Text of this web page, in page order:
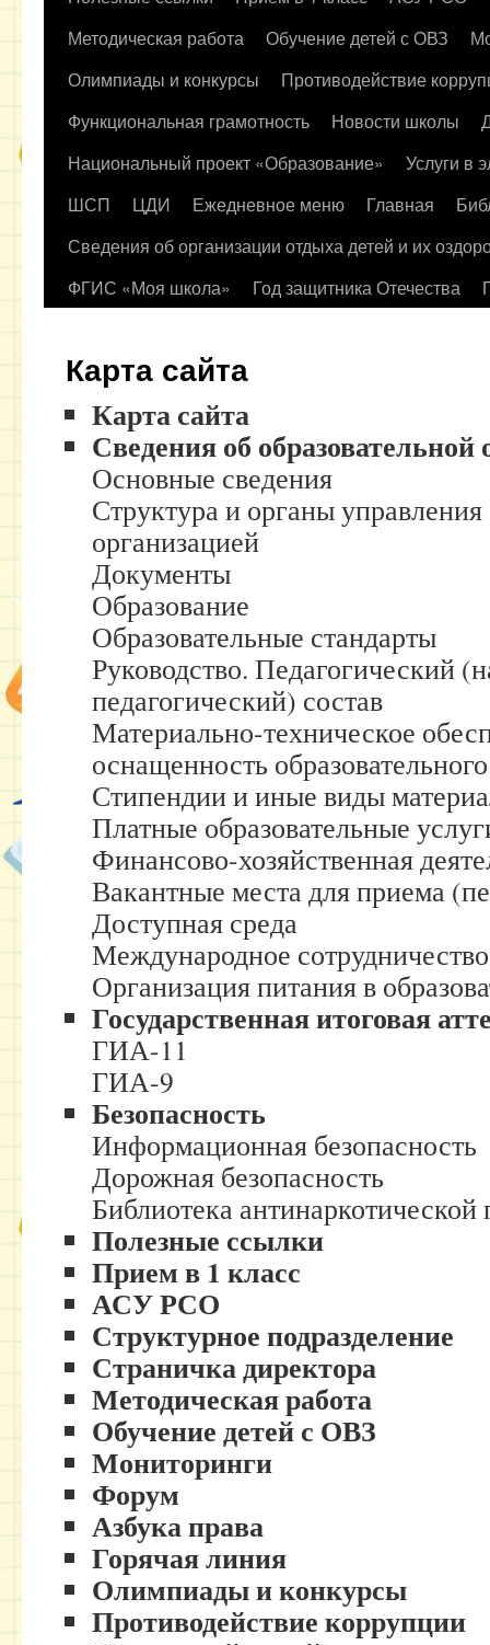
содержимому
Методическая работа
Обучение детей с ОВЗ
Олимпиады и конкурсы
Противодействие
Функциональная грамотность
Новости школы
Национальный проект «Образование»
Услуги в
ШСП
ЦДИ Ежедневное меню Главная
Сведения об организации отдыха детей и их
ФГИС «Моя школа»
Год защитника Отечества
Карта сайта
Карта сайта
Сведения об образовательной
Основные сведения
Структура и органы управления
организацией
Документы
Образование
Образовательные стандарты
Руководство. Педагогический
педагогический) состав
Материально-техническое
оснащенность
Стипендии и иные виды
Платные образовательные
Финансово-хозяйственная
Вакантные места для приема
Доступная среда
Международное сотрудничество
Организация питания в
Государственная итоговая
ГИА-11
ГИА-9
Безопасность
Информационная безопасность
Дорожная безопасность
Библиотека
Полезные ссылки
Прием в 1 класс
АСУ РСО
Структурное подразделение
Страничка директора
Методическая работа
Обучение детей с ОВЗ
Мониторинги
Форум
Азбука права
Горячая линия
Олимпиады и конкурсы
Противодействие коррупции